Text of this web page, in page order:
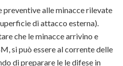
alle minacce rilevate
di attacco esterna).
che le minacce arrivino e
si può essere al corrente delle
di preparare le le difese in